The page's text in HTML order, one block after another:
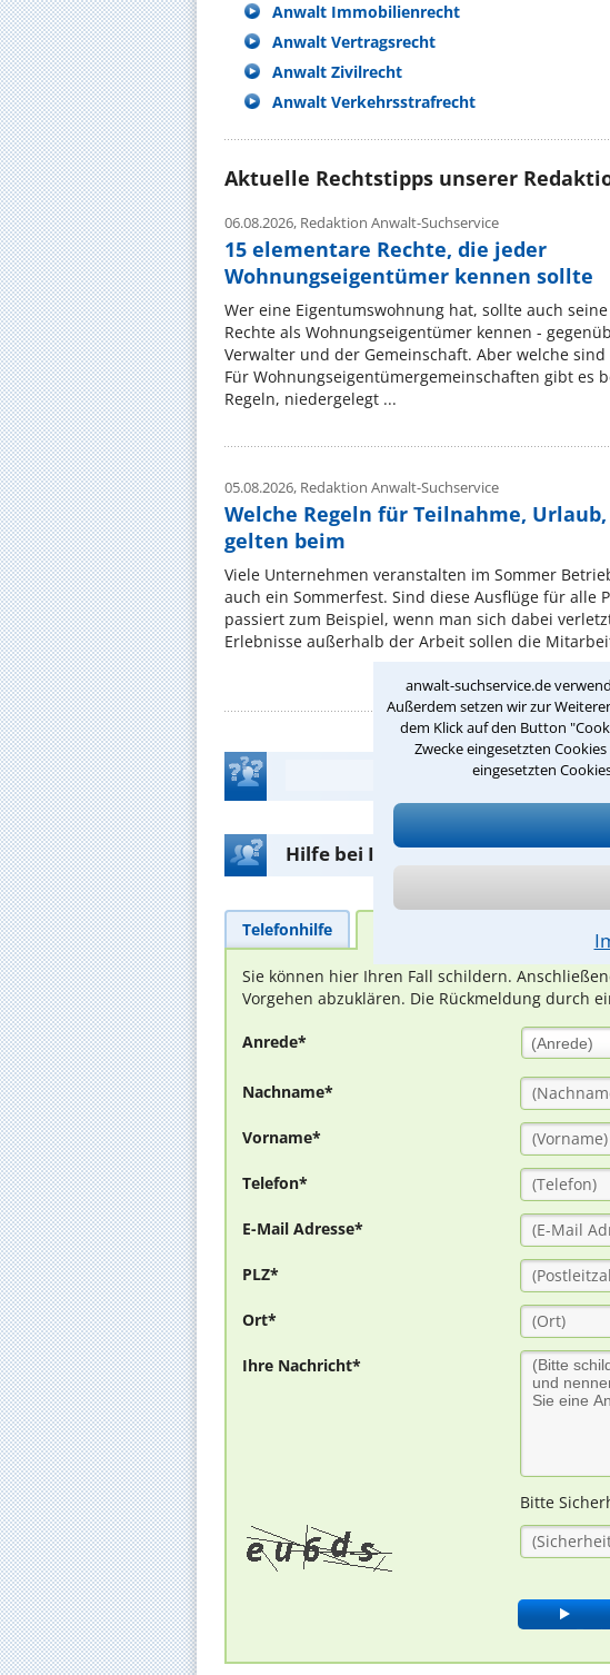
anwalt-suchservice.de
Außerdem setzen wir zur
dem Klick auf den Button
Zwecke eingesetzten
eingesetzten
Anwalt Immobilienrecht
Anwalt Vertragsrecht
Anwalt Zivilrecht
Anwalt Verkehrsstrafrecht
Aktuelle Rechtstipps unserer
06.08.2026, Redaktion Anwalt-Suchservice
15 elementare Rechte, die jeder
Wohnungseigentümer kennen sollte
Wer eine Eigentumswohnung hat, sollte auch
Rechte als Wohnungseigentümer kennen -
Verwalter und der Gemeinschaft. Aber welche sind
Für Wohnungseigentümergemeinschaften gibt es
Regeln, niedergelegt ...
05.08.2026, Redaktion Anwalt-Suchservice
Welche Regeln für Teilnahme,
gelten beim
Viele Unternehmen veranstalten im Sommer
auch ein Sommerfest. Sind diese Ausflüge für alle
passiert zum Beispiel, wenn man sich dabei
Erlebnisse außerhalb der Arbeit sollen die
Hilfe bei Ihrer Anwaltsuche?
Telefonhilfe
Sie können hier Ihren Fall schildern.
Vorgehen abzuklären. Die Rückmeldung durch
Anrede* (Anrede)
Nachname*
Vorname*
Telefon*
E-Mail Adresse*
PLZ*
Ort*
Ihre Nachricht*
Bitte